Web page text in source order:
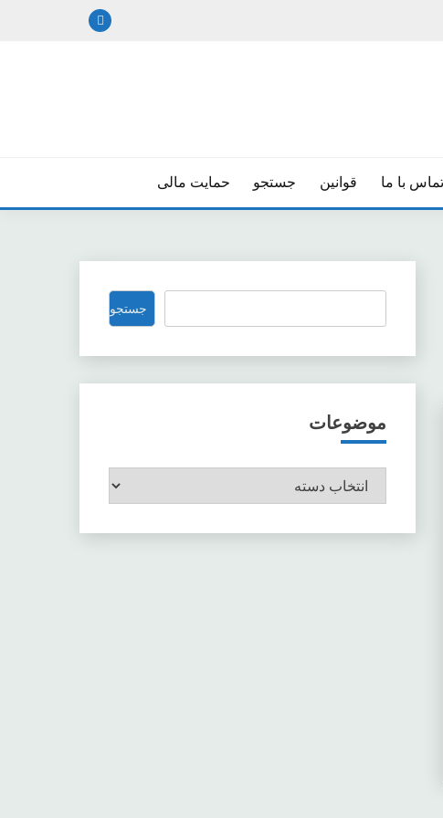
تماس با ما قوانین جستجو حمایت مالی
جستجو
موضوعات
موضوعات